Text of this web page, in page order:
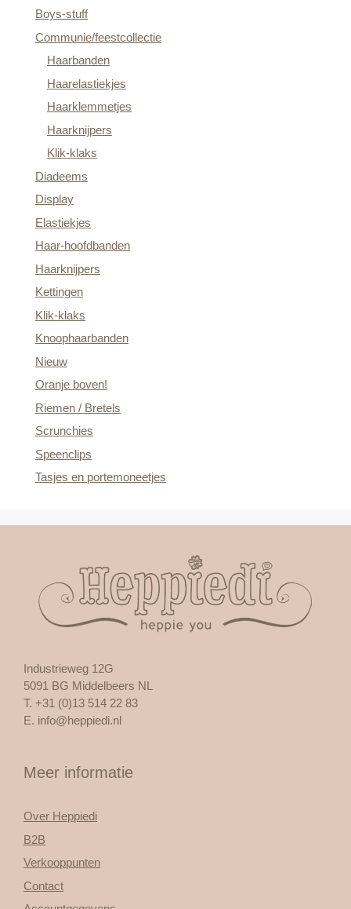
Boys-stuff
Communie/feestcollectie
Haarbanden
Haarelastiekjes
Haarklemmetjes
Haarknijpers
Klik-klaks
Diadeems
Display
Elastiekjes
Haar-hoofdbanden
Haarknijpers
Kettingen
Klik-klaks
Knoophaarbanden
Nieuw
Oranje boven!
Riemen / Bretels
Scrunchies
Speenclips
Tasjes en portemoneetjes
Industrieweg 12G
5091 BG Middelbeers NL
T. +31 (0)13 514 22 83
E. info@heppiedi.nl
Meer informatie
Over Heppiedi
B2B
Verkooppunten
Contact